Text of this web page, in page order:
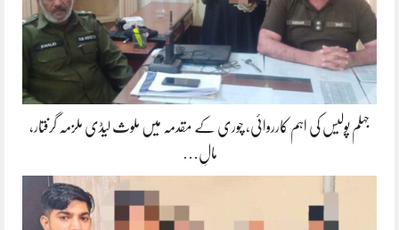
جہلم پولیس کی اہم کارروائی، چوری کے مقدمہ میں ملوث لیڈی ملزمہ گرفتار،
مالِ…